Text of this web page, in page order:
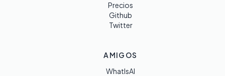
Precios
Github
Twitter
AMIGOS
WhatIsAI